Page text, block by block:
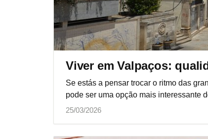
Viver em Valpaços:
Se estás a pensar trocar o ritmo das
pode ser uma opção mais interessante
25/03/2026